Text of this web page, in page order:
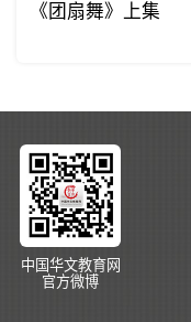
《团扇舞》上集
中国华文教育网
官方微博